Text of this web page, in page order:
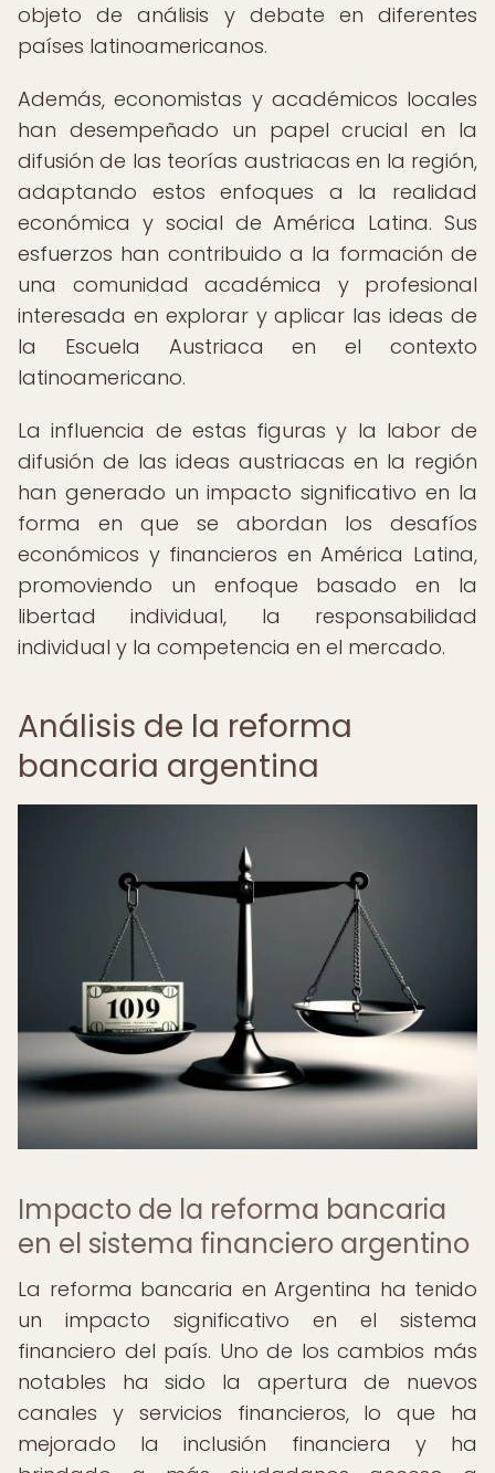
objeto de análisis y debate en diferentes
países latinoamericanos.
Además, economistas y académicos locales
han desempeñado un papel crucial en la
difusión de las teorías austriacas en la región,
adaptando estos enfoques a la realidad
económica y social de América Latina. Sus
esfuerzos han contribuido a la formación de
una comunidad académica y profesional
interesada en explorar y aplicar las ideas de
la Escuela Austriaca en el contexto
latinoamericano.
La influencia de estas figuras y la labor de
difusión de las ideas austriacas en la región
han generado un impacto significativo en la
forma en que se abordan los desafíos
económicos y financieros en América Latina,
promoviendo un enfoque basado en la
libertad individual, la responsabilidad
individual y la competencia en el mercado.
Análisis de la reforma
bancaria argentina
Impacto de la reforma bancaria
en el sistema financiero argentino
La reforma bancaria en Argentina ha tenido
un impacto significativo en el sistema
financiero del país. Uno de los cambios más
notables ha sido la apertura de nuevos
canales y servicios financieros, lo que ha
mejorado la inclusión financiera y ha